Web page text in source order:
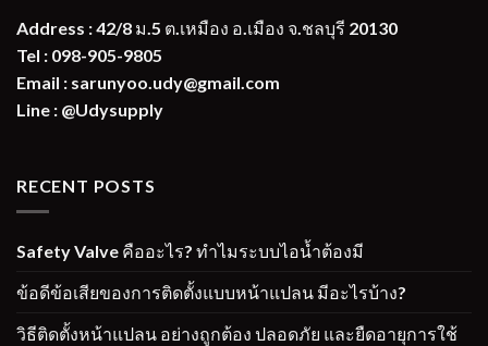
Address : 42/8 ม.5 ต.เหมือง อ.เมือง จ.ชลบุรี 20130
Tel : 098-905-9805
Email : sarunyoo.udy@gmail.com
Line : @Udysupply
RECENT POSTS
Safety Valve คืออะไร? ทำไมระบบไอน้ำต้องมี
ข้อดีข้อเสียของการติดตั้งแบบหน้าแปลน มีอะไรบ้าง?
วิธีติดตั้งหน้าแปลน อย่างถูกต้อง ปลอดภัย และยืดอายุการใช้